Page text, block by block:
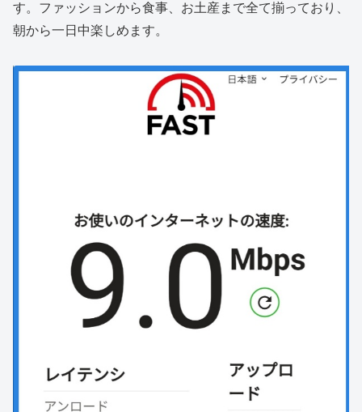
す。ファッションから食事、お土産まで全て揃っており、
朝から一日中楽しめます。